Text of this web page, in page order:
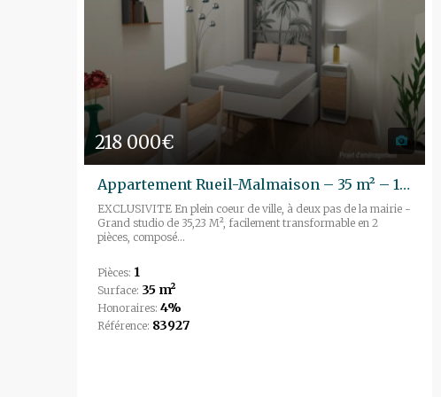
218 000€
Appartement Rueil-Malmaison – 35 m² – 1 pièces
EXCLUSIVITE En plein coeur de ville, à deux pas de la mairie -
Grand studio de 35,23 M², facilement transformable en 2
pièces, composé...
Pièces: 1
Surface: 35 m²
Honoraires: 4%
Référence: 83927